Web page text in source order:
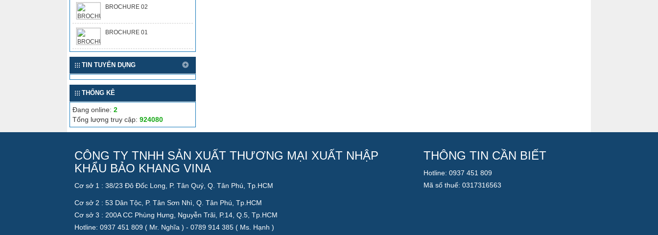
BROCHURE 02
BROCHURE 01
TIN TUYỂN DỤNG
THỐNG KÊ
Đang online: 2
Tổng lượng truy cập: 924080
CÔNG TY TNHH SẢN XUẤT THƯƠNG MẠI XUẤT NHẬP
KHẨU BẢO KHANG VINA
Cơ sở 1 : 38/23 Đô Đốc Long, P. Tân Quý, Q. Tân Phú, Tp.HCM
Cơ sở 2 : 53 Dân Tộc, P. Tân Sơn Nhì, Q. Tân Phú, Tp.HCM
Cơ sở 3 : 200A CC Phùng Hưng, Nguyễn Trãi, P.14, Q.5, Tp.HCM
Hotline: 0937 451 809 ( Mr. Nghĩa ) - 0789 914 385 ( Ms. Hạnh )
THÔNG TIN CẦN BIẾT
Hotline: 0937 451 809
Mã số thuế: 0317316563